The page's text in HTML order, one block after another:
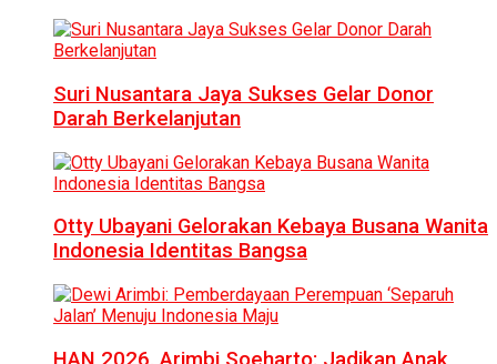
Suri Nusantara Jaya Sukses Gelar Donor
Darah Berkelanjutan
Otty Ubayani Gelorakan Kebaya Busana Wanita
Indonesia Identitas Bangsa